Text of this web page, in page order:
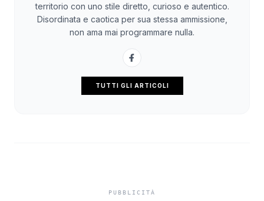
territorio con uno stile diretto, curioso e autentico.
Disordinata e caotica per sua stessa ammissione,
non ama mai programmare nulla.
TUTTI GLI ARTICOLI